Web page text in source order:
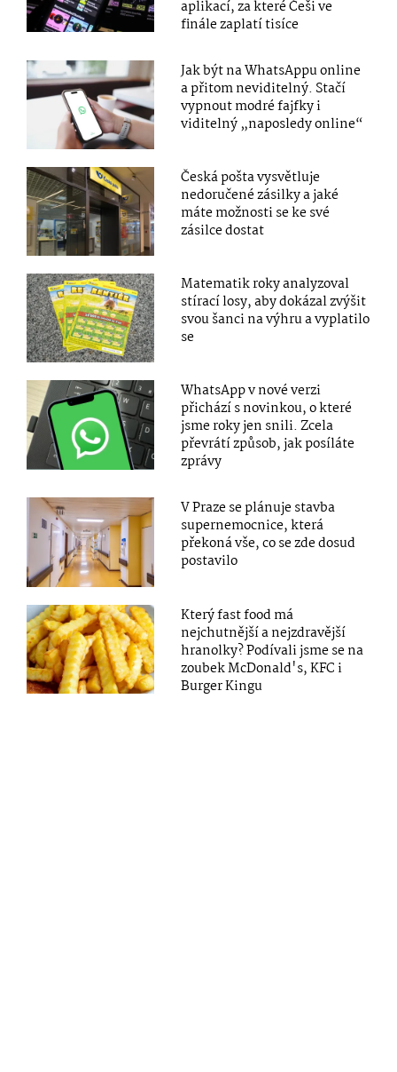
aplikací, za které Češi ve
finále zaplatí tisíce
Jak být na WhatsAppu online
a přitom neviditelný. Stačí
vypnout modré fajfky i
viditelný „naposledy online“
Česká pošta vysvětluje
nedoručené zásilky a jaké
máte možnosti se ke své
zásilce dostat
Matematik roky analyzoval
stírací losy, aby dokázal zvýšit
svou šanci na výhru a vyplatilo
se
WhatsApp v nové verzi
přichází s novinkou, o které
jsme roky jen snili. Zcela
převrátí způsob, jak posíláte
zprávy
V Praze se plánuje stavba
supernemocnice, která
překoná vše, co se zde dosud
postavilo
Který fast food má
nejchutnější a nejzdravější
hranolky? Podívali jsme se na
zoubek McDonald's, KFC i
Burger Kingu